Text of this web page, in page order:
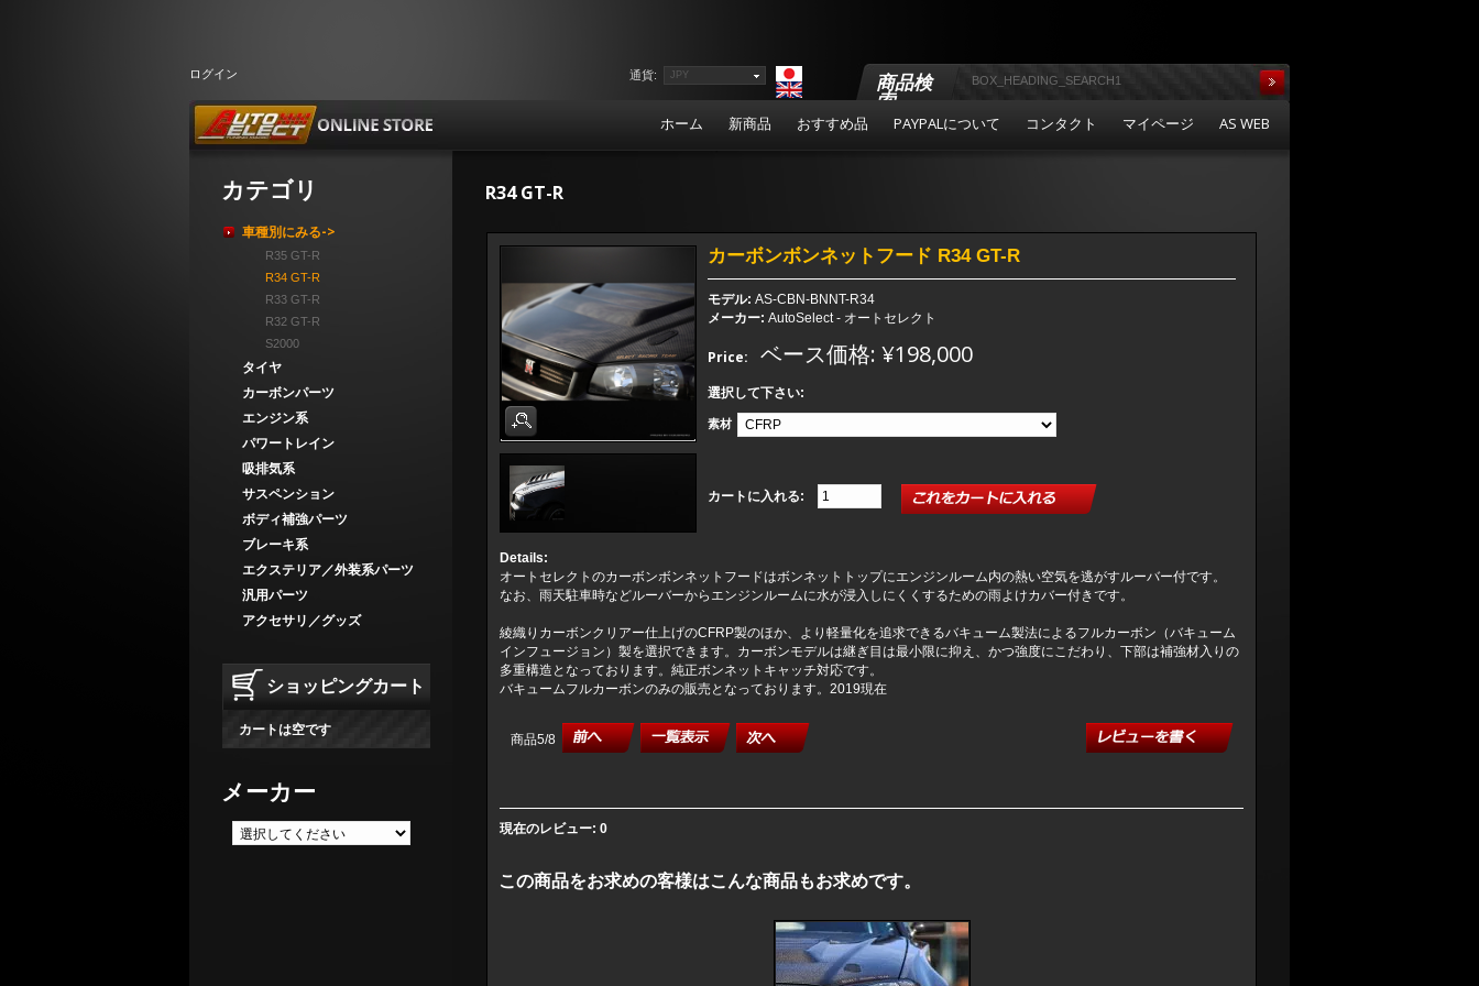
ログイン 商品検
索
ホーム 新商品 おすすめ品 PAYPALについて コンタクト マイページ AS WEB
通貨: JPY
カテゴリ
車種別にみる->
R35 GT-R
R34 GT-R
R33 GT-R
R32 GT-R
S2000
タイヤ
カーボンパーツ
エンジン系
パワートレイン
吸排気系
サスペンション
ボディ補強パーツ
ブレーキ系
エクステリア／外装系パーツ
汎用パーツ
アクセサリ／グッズ
ショッピングカート
カートは空です
メーカー
R34 GT-R
カーボンボンネットフード R34 GT-R
モデル: AS-CBN-BNNT-R34
メーカー: AutoSelect - オートセレクト
Price: ベース価格: ¥198,000
選択して下さい:
素材
カートに入れる:
Details:
オートセレクトのカーボンボンネットフードはボンネットトップにエンジンルーム内の熱い空気を逃がすルーバー付です。
なお、雨天駐車時などルーバーからエンジンルームに水が浸入しにくくするための雨よけカバー付きです。
綾織りカーボンクリアー仕上げのCFRP製のほか、より軽量化を追求できるバキューム製法によるフルカーボン（バキューム
インフュージョン）製を選択できます。カーボンモデルは継ぎ目は最小限に抑え、かつ強度にこだわり、下部は補強材入りの
多重構造となっております。純正ボンネットキャッチ対応です。
バキュームフルカーボンのみの販売となっております。2019現在
商品5/8
現在のレビュー: 0
この商品をお求めの客様はこんな商品もお求めです。